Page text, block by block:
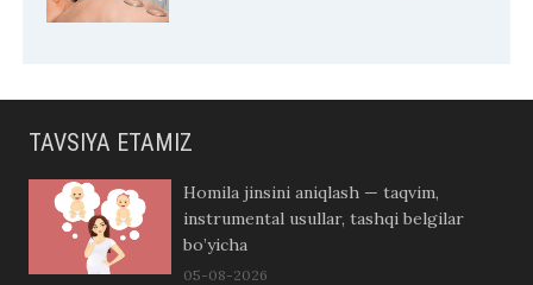
TAVSIYA ETAMIZ
Homila jinsini aniqlash — taqvim,
instrumental usullar, tashqi belgilar
bo’yicha
05-08-2026